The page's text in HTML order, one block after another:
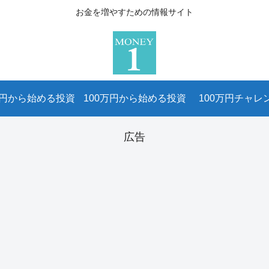
お金を増やすための情報サイト
から始める投資 100万円から始める投資 100万円チャレ
広告